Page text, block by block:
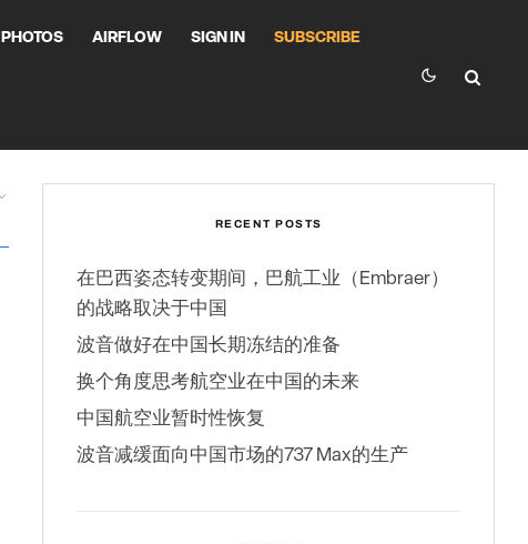
PHOTOS AIRFLOW SIGN IN SUBSCRIBE
RECENT POSTS
在巴西姿态转变期间，巴航工业（Embraer）
的战略取决于中国
波音做好在中国长期冻结的准备
换个角度思考航空业在中国的未来
中国航空业暂时性恢复
波音减缓面向中国市场的737 Max的生产